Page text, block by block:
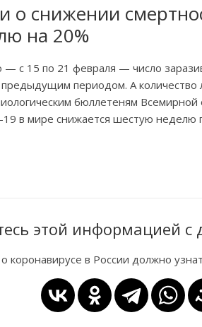
о снижении
на 20%
с 15 по 21 февраля — число
периодом. А количество
бюллетеням Всемирной
19 в мире снижается шестую неделю
этой информацией с
коронавирусе в России должно